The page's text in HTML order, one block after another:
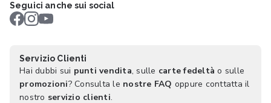
Seguici anche sui social
Servizio Clienti
Hai dubbi sui punti vendita, sulle carte fedeltà o sulle
promozioni? Consulta le nostre FAQ oppure conttatta il
nostro servizio clienti.